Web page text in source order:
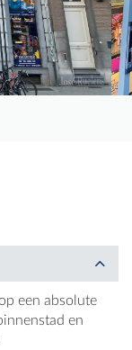
een absolute
en